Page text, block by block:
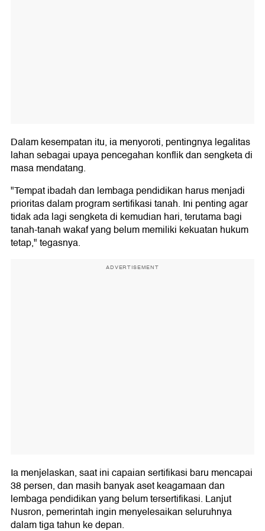
Dalam kesempatan itu, ia menyoroti, pentingnya legalitas
lahan sebagai upaya pencegahan konflik dan sengketa di
masa mendatang.
"Tempat ibadah dan lembaga pendidikan harus menjadi
prioritas dalam program sertifikasi tanah. Ini penting agar
tidak ada lagi sengketa di kemudian hari, terutama bagi
tanah-tanah wakaf yang belum memiliki kekuatan hukum
tetap," tegasnya.
ADVERTISEMENT
Ia menjelaskan, saat ini capaian sertifikasi baru mencapai
38 persen, dan masih banyak aset keagamaan dan
lembaga pendidikan yang belum tersertifikasi. Lanjut
Nusron, pemerintah ingin menyelesaikan seluruhnya
dalam tiga tahun ke depan.